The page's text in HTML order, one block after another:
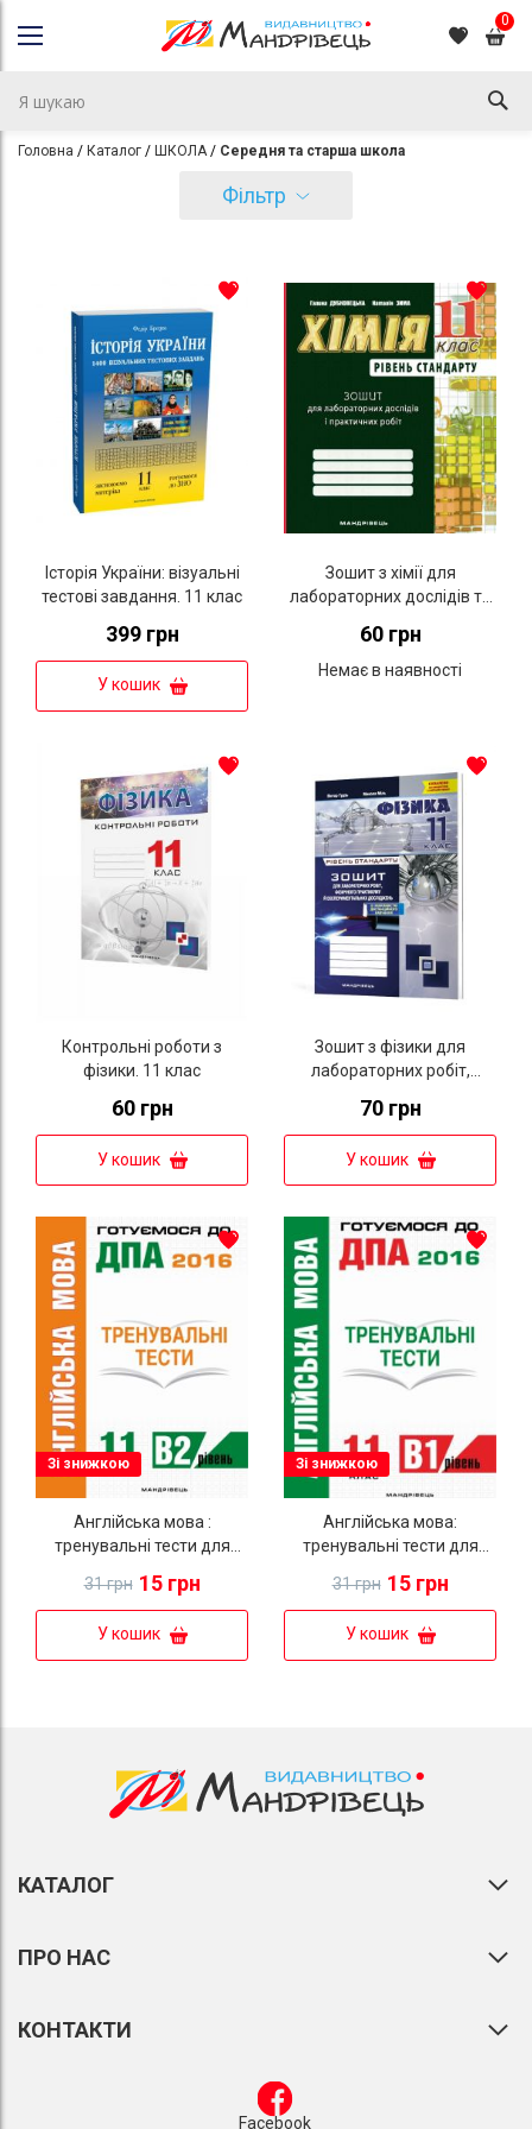
0
Головна Каталог ШКОЛА Середня та старша школа
Фільтр
Історія України: візуальні
тестові завдання. 11 клас
399 грн
У кошик
Зошит з хімії для
лабораторних дослідів та
Рівень СТАНДАРТУ.
(Дубковецька Г. М. та ін.)
60 грн
Немає в наявності
Контрольні роботи з
фізики. 11 клас
60 грн
У кошик
Зошит з фізики для
лабораторних робіт,
експериментальних
досліджень. 11 клас.
Рівень стандарту
70 грн
У кошик
Зі знижкою
Англійська мова :
тренувальні тести для
B2). 11 клас
15 грн
31 грн
У кошик
Зі знижкою
Англійська мова:
тренувальні тести для
B1). 11 клас
15 грн
31 грн
У кошик
КАТАЛОГ
ПРО НАС
КОНТАКТИ
Facebook